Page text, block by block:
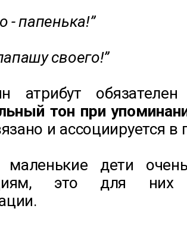
- папенька!”
своего!”
атрибут
тон при
и ассоциируется в
дети
это для них